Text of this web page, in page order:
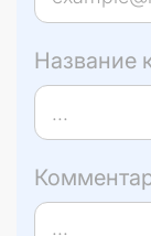
Название